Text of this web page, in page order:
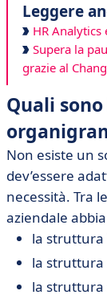
Leggere
HR
Supera la
grazie al
Quali
Non esiste un
dev’essere
necessità. Tra
aziendale
la struttura
la struttura
la struttura